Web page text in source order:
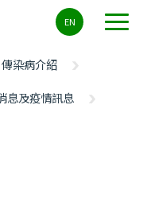
EN
傳染病介紹
息及疫情訊息